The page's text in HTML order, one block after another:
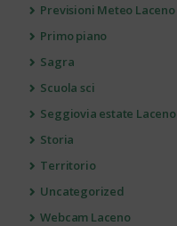
Previsioni Meteo Laceno
Primo piano
Sagra
Scuola sci
Seggiovia estate Laceno
Storia
Territorio
Uncategorized
Webcam Laceno